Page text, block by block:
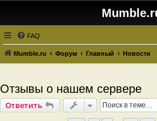
FAQ
Mumble.ru Форум Главный Новости
Отзывы о нашем сервере
Ответить